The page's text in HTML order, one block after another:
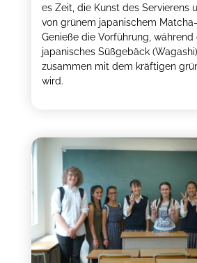
es Zeit, die Kunst des Servierens
von grünem japanischem
Genieße die Vorführung, während
japanisches Süßgebäck
zusammen mit dem kräftigen
wird.